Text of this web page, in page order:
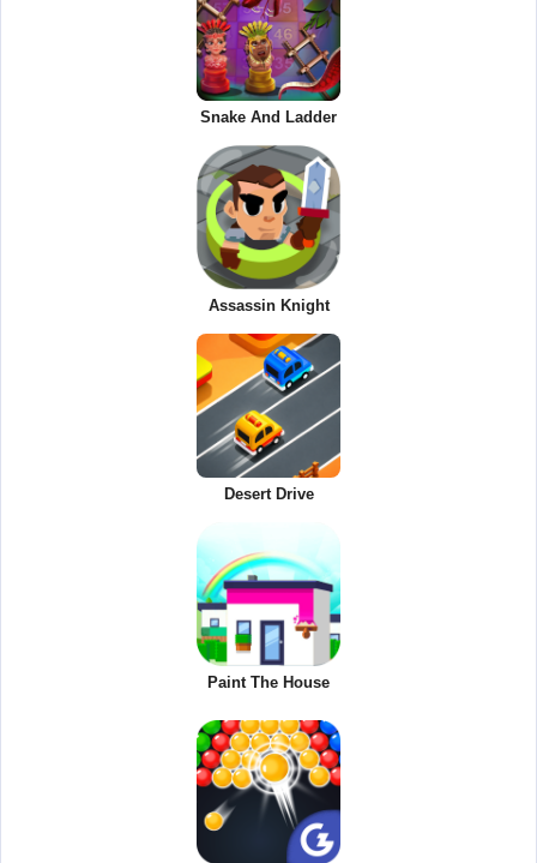
Snake And Ladder
Assassin Knight
Desert Drive
Paint The House